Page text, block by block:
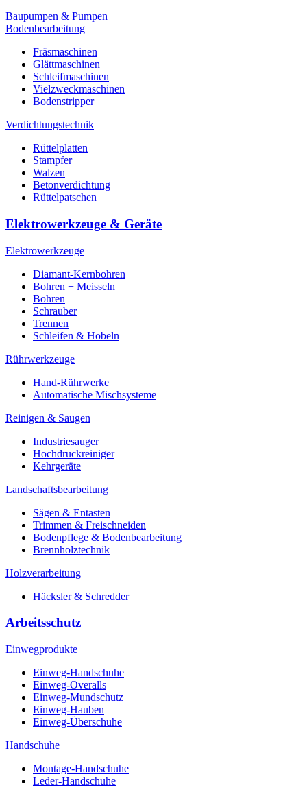
Baupumpen & Pumpen
Bodenbearbeitung
Fräsmaschinen
Glättmaschinen
Schleifmaschinen
Vielzweckmaschinen
Bodenstripper
Verdichtungstechnik
Rüttelplatten
Stampfer
Walzen
Betonverdichtung
Rüttelpatschen
Elektrowerkzeuge & Geräte
Elektrowerkzeuge
Diamant-Kernbohren
Bohren + Meisseln
Bohren
Schrauber
Trennen
Schleifen & Hobeln
Rührwerkzeuge
Hand-Rührwerke
Automatische Mischsysteme
Reinigen & Saugen
Industriesauger
Hochdruckreiniger
Kehrgeräte
Landschaftsbearbeitung
Sägen & Entasten
Trimmen & Freischneiden
Bodenpflege & Bodenbearbeitung
Brennholztechnik
Holzverarbeitung
Häcksler & Schredder
Arbeitsschutz
Einwegprodukte
Einweg-Handschuhe
Einweg-Overalls
Einweg-Mundschutz
Einweg-Hauben
Einweg-Überschuhe
Handschuhe
Montage-Handschuhe
Leder-Handschuhe